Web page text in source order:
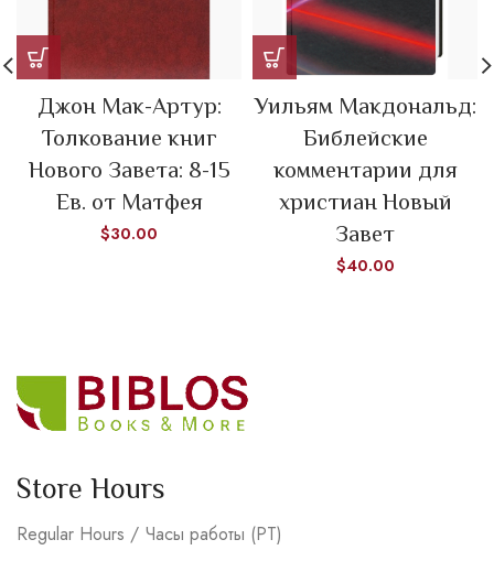
Джон Мак-Артур:
Толкование книг
Нового Завета: 8-15
Ев. от Матфея
$30.00
Уильям Макдональд:
Библейские
комментарии для
христиан Новый
Завет
$40.00
Store Hours
Regular Hours / Часы работы (PT)